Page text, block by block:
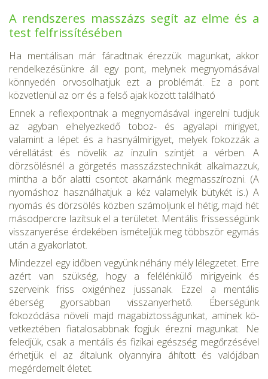
A rendszeres masszázs segít az elme és a
test felfrissítésében
Ha mentálisan már fáradtnak érezzük magunkat, akkor
rendelkezé­sünkre áll egy pont, melynek megnyomásával
könnyedén orvosolhat­juk ezt a problémát. Ez a pont
közvetlenül az orr és a felső ajak kö­zött található
Ennek a reflex­pontnak a megnyomásával ingerelni tudjuk
az agyban elhelyezkedő toboz- és agyalapi mirigyet,
valamint a lépet és a hasnyálmirigyet, melyek fokozzák a
vérellátást és növelik az inzulin szintjét a vérben. A
dörzsölésnél a görgetés masszázstechnikát alkalmazzuk,
mintha a bőr alatti csontot akarnánk megmasszírozni. (A
nyomáshoz használ­hatjuk a kéz valamelyik bütykét is.) A
nyomás és dörzsölés közben számoljunk el hétig, majd hét
másodpercre lazítsuk el a területet. Mentális frissességünk
visszanyerése érdekében ismételjük meg több­ször egymás
után a gyakorlatot.
Mindezzel egy időben vegyünk néhány mély lélegzetet. Erre
azért van szükség, hogy a felélénkülő mirigyeink és
szerveink friss oxigén­hez jussanak. Ezzel a mentális
éberség gyorsabban visszanyerhető. Éberségünk
fokozódása növeli majd magabiztosságunkat, aminek kö­
vetkeztében fiatalosabbnak fogjuk érezni magunkat. Ne
feledjük, csak a mentális és fizikai egészség megőrzésével
érhetjük el az általunk olyannyira áhított és valójában
megérdemelt életet.